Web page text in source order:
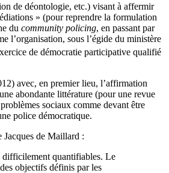
de déontologie, etc.) visant à affermir
» (pour reprendre la formulation
du community policing, en passant par
l’organisation, sous l’égide du ministère
de démocratie participative qualifié
avec, en premier lieu, l’affirmation
abondante littérature (pour une revue
sociaux comme devant être
police démocratique.
Jacques de Maillard :
difficilement quantifiables. Le
objectifs définis par les